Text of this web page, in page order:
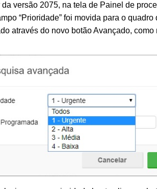
da versão 2075, na tela de Painel de
“Prioridade” foi movida para o quadro
através do novo botão Avançado, como